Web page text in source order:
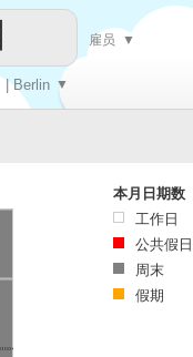
| Berlin ▼
雇员 ▼
本月日期数
工作日
公共假日
周末
假期